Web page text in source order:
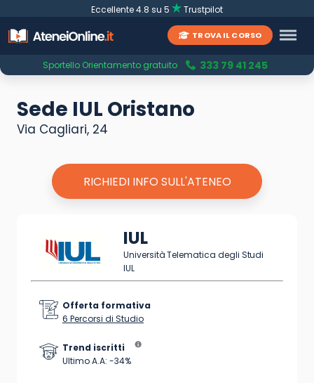
Eccellente 4.8 su 5 Trustpilot
TROVA IL CORSO
Sportello Orientamento gratuito 333 79 41 245
Sede IUL Oristano
Via Cagliari, 24
RICHIEDI INFO SULL'ATENEO
IUL
Università Telematica degli Studi
IUL
Offerta formativa
6 Percorsi di Studio
Trend iscritti
Ultimo A.A: -34%